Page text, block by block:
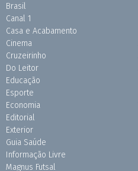
Brasil
Canal 1
Casa e Acabamento
Cinema
Cruzeirinho
Do Leitor
Educação
Esporte
Economia
Editorial
Exterior
Guia Saúde
Informação Livre
Magnus Futsal